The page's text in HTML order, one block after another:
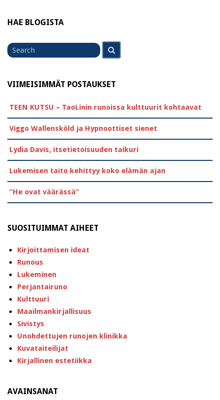
HAE BLOGISTA
Search
for
VIIMEISIMMÄT POSTAUKSET
TEEN KUTSU – TaoLinin runoissa kulttuurit kohtaavat
Viggo Wallensköld ja Hypnoottiset sienet
Lydia Davis, itsetietoisuuden taikuri
Lukemisen taito kehittyy koko elämän ajan
”He ovat väärässä”
SUOSITUIMMAT AIHEET
Kirjoittamisen ideat
Runous
Lukeminen
Perjantairuno
Kulttuuri
Maailmankirjallisuus
Sivistys
Unohdettujen runojen klinikka
Kuvataiteilijat
Kirjallinen estetiikka
AVAINSANAT